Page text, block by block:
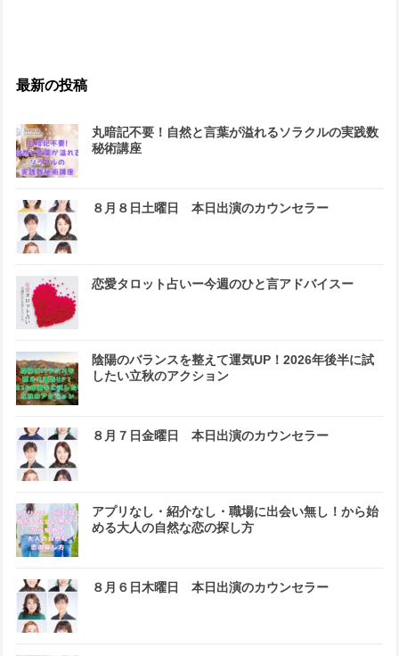
最新の投稿
丸暗記不要！自然と言葉が溢れるソラクルの実践数
秘術講座
８月８日土曜日 本日出演のカウンセラー
恋愛タロット占いー今週のひと言アドバイスー
陰陽のバランスを整えて運気UP！2026年後半に試
したい立秋のアクション
８月７日金曜日 本日出演のカウンセラー
アプリなし・紹介なし・職場に出会い無し！から始
める大人の自然な恋の探し方
８月６日木曜日 本日出演のカウンセラー